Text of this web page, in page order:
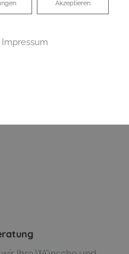
Akzeptieren
Impressum